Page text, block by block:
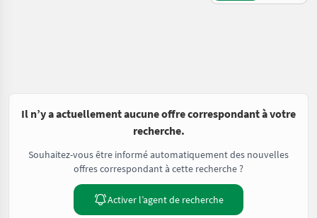
Il n’y a actuellement aucune offre correspondant à votre
recherche.
Souhaitez-vous être informé automatiquement des nouvelles
offres correspondant à cette recherche ?
Activer l’agent de recherche